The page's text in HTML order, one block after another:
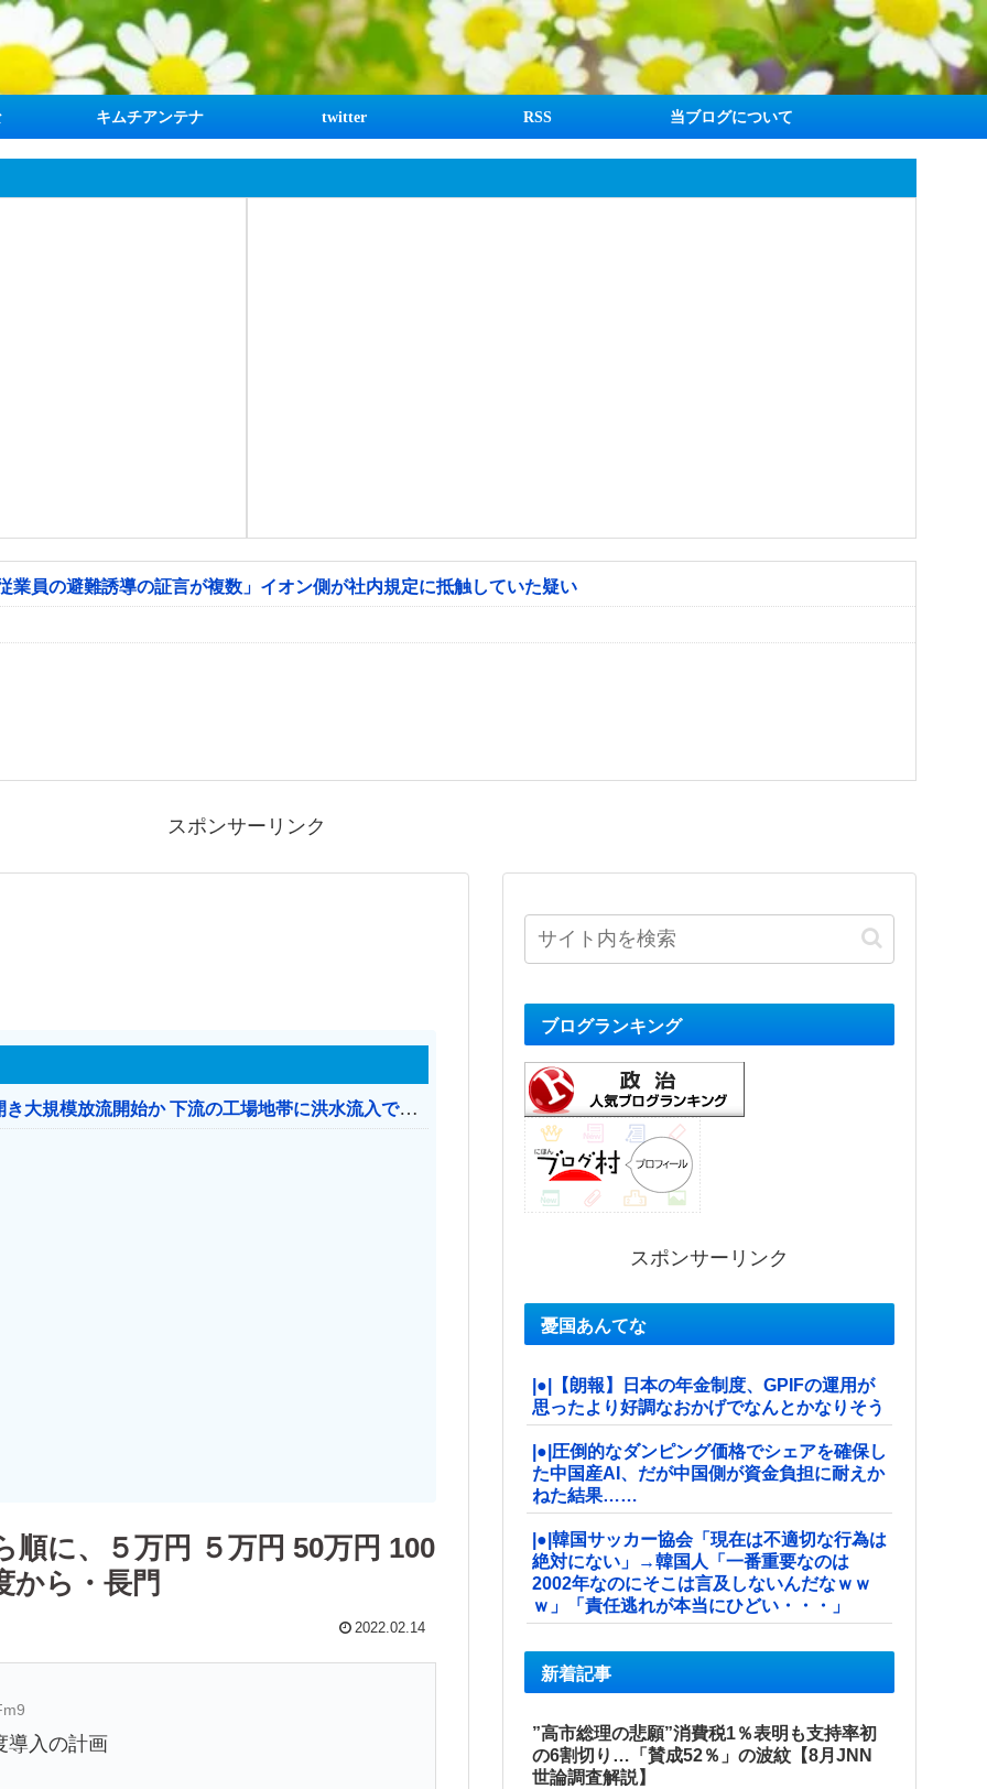
キムチアンテナ twitter RSS 当ブログについて
業員の避難誘導の証言が複数」イオン側が社内規定に抵触していた疑い
スポンサーリンク
【おわった】 三峡ダム、豪雨で13基の水門を開き大規模放流開始か 下流の工場地帯に洪水流入で崩壊はじまる
に、５万円 ５万円 50万円 100
から・長門
2022.02.14
導入の計画
ブログランキング
スポンサーリンク
憂国あんてな
|●|【朗報】日本の年金制度、GPIFの運用が
思ったより好調なおかげでなんとかなりそう
|●|圧倒的なダンピング価格でシェアを確保し
た中国産AI、だが中国側が資金負担に耐えか
ねた結果……
|●|韓国サッカー協会「現在は不適切な行為は
絶対にない」→韓国人「一番重要なのは
2002年なのにそこは言及しないんだなｗｗ
ｗ」「責任逃れが本当にひどい・・・」
新着記事
”高市総理の悲願”消費税1％表明も支持率初
の6割切り…「賛成52％」の波紋【8月JNN
世論調査解説】